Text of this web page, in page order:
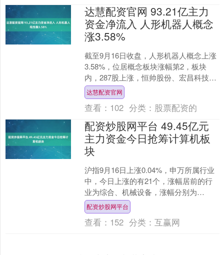
达慧配资官网 93.21亿主力
资金净流入 人形机器人概念
涨3.58%
截至9月16日收盘，人形机器人概念上涨
3.58%，位居概念板块涨幅第2，板块
内，287股上涨，恒帅股份、宏昌科技、
安培龙等20%涨停，万向钱潮、三花智
控、长飞光....
达慧配资官网
查看： 102 分类： 股票配资的
配资炒股网平台 49.45亿元
主力资金今日抢筹计算机板
块
沪指9月16日上涨0.04%，申万所属行业
中，今日上涨的有21个，涨幅居前的行
业为综合、机械设备，涨幅分别为
3.62%、2.06%。计算机行业位居今日涨
幅榜第三....
配资炒股网平台
查看： 152 分类：互赢网